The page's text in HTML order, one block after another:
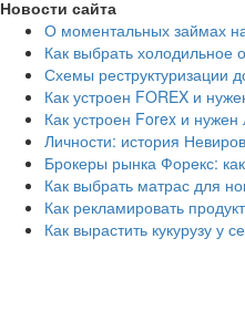
Новости сайта
О моментальных займах
Как выбрать холодильное
Схемы реструктуризации
Как устроен FOREX и
Как устроен Forex и нужен
Личности: история
Брокеры рынка Форекс:
Как выбрать матрас для
Как рекламировать
Как вырастить кукурузу у